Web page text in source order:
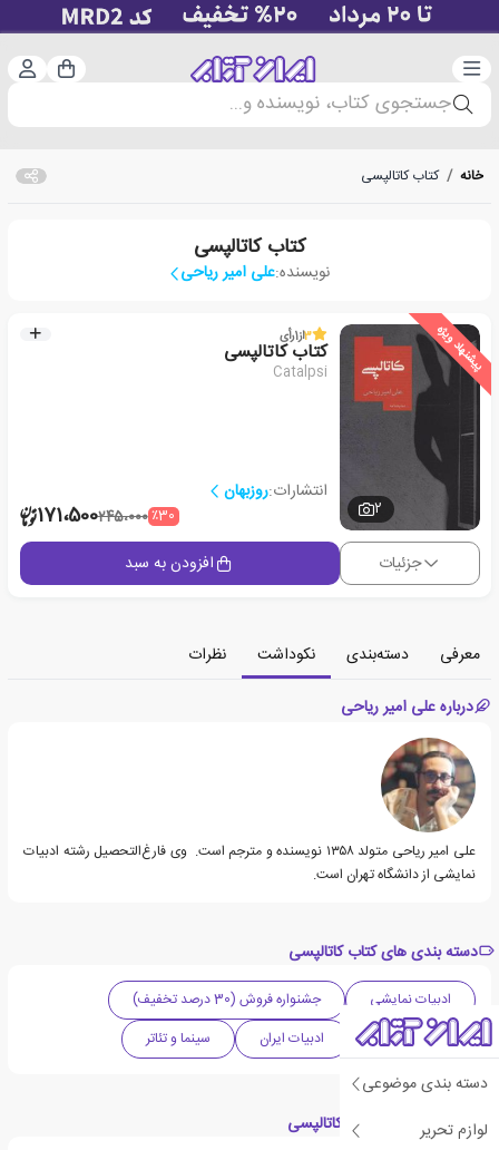
دسته‌بندی سبد
جستجوی کتاب، نویسنده و...
دسته بندی موضوعی
لوازم تحریر
خانه / کتاب کاتالپسی
کتاب کاتالپسی
نویسنده:علی امیر ریاحی
پیشنهاد ویژه
2
3از1رأی
کتاب کاتالپسی
Catalpsi
انتشارات:روزبهان
٪30245،000171،500
جزئیات افزودن به سبد
معرفی دسته‌بندی نکوداشت
نظرات
درباره علی امیر ریاحی
علی امیر ریاحی متولد ۱۳۵۸ نویسنده و مترجم است. وی فارغ‌التحصیل رشته‌ ادبیات
نمایشی از دانشگاه تهران است.
دسته بندی های کتاب کاتالپسی
ادبیات نمایشی
جشنواره فروش (30 درصد تخفیف)
نمایشنامه درام
ادبیات ایران سینما و تئاتر
قسمت هایی از کتاب کاتالپسی